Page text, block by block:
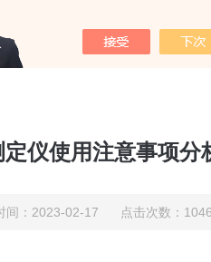
热门关键词：
仪使用注意事项分
间：2023-02-17 点击次数：1046